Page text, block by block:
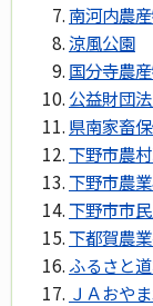
南河内農
涼風公園
国分寺農
公益財団
県南家畜
下野市農
下野市農
下野市市
下都賀農
ふるさと
ＪＡおや